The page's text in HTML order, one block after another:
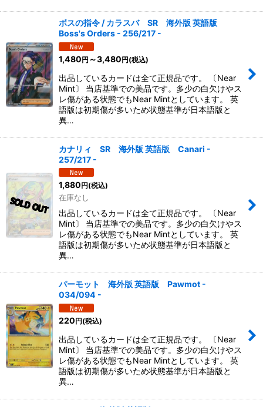
ボスの指令 / カラスバ SR 海外版 英語版
Boss's Orders - 256/217 -
1,480円 ～3,480円(税込)
出品しているカードは全て正規品です。 〔Near
Mint〕 当店基準での美品です。多少の白欠けやス
レ傷がある状態でもNear Mintとしています。 英
語版は初期傷が多いため状態基準が日本語版と
異…
カナリィ SR 海外版 英語版 Canari -
257/217 -
1,880円(税込)
在庫なし
出品しているカードは全て正規品です。 〔Near
Mint〕 当店基準での美品です。多少の白欠けやス
レ傷がある状態でもNear Mintとしています。 英
語版は初期傷が多いため状態基準が日本語版と
異…
パーモット 海外版 英語版 Pawmot -
034/094 -
220円(税込)
出品しているカードは全て正規品です。 〔Near
Mint〕 当店基準での美品です。多少の白欠けやス
レ傷がある状態でもNear Mintとしています。 英
語版は初期傷が多いため状態基準が日本語版と
異…